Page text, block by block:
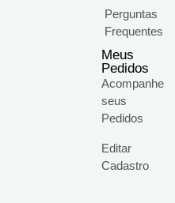
Perguntas
Frequentes
Meus
Pedidos
Acompanhe
seus
Pedidos
Editar
Cadastro